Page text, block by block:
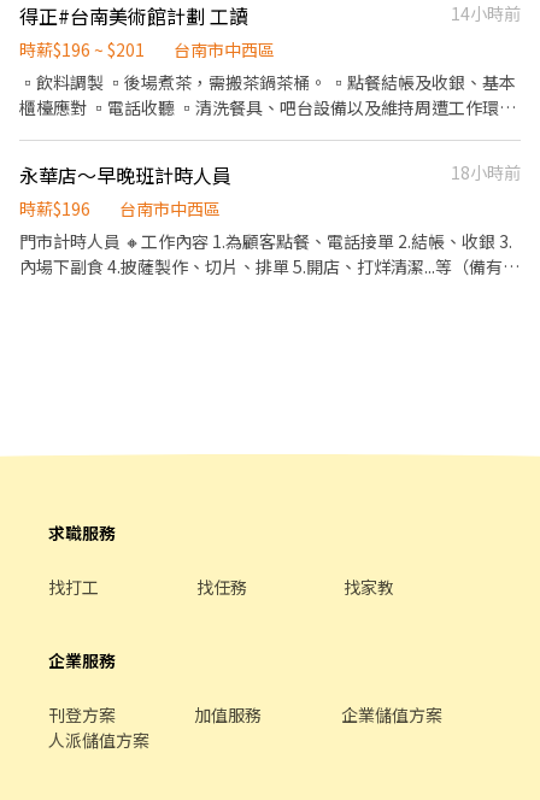
天(須包含至少一天六或日) ⭐ 時薪206 ・當月做滿100小時，另有獎
金+ 10/時 ⭐工作內容 : (可選) 外場：送餐撤餐、桌邊服務、背菜單
內場：製作餐點、炸豬排、備料(會使用到刀具)、洗滌餐具、廚房整
潔、主管交辦事項 ♥應徵流程 填寫線上履歷>>參加視訊說明>>門市
請留言 :姓名/電話/應徵工作截圖
得正#台南美術館計劃 工讀
14小時前
時薪$196 ~ $201
台南市中西區
▫️飲料調製 ▫️後場煮茶，需搬茶鍋茶桶。 ▫️點餐結帳及收銀、基本
櫃檯應對 ▫️電話收聽 ▫️清洗餐具、吧台設備以及維持周遭工作環境
永華店～早晚班計時人員
18小時前
時薪$196
台南市中西區
門市計時人員 🔸工作內容 1.為顧客點餐、電話接單 2.結帳、收銀 3.
內場下副食 4.披薩製作、切片、排單 5.開店、打烊清潔...等（備有自
求職服務
找打工 找任務 找家教
企業服務
刊登方案 加值服務
企業儲值方案
人派儲值方案